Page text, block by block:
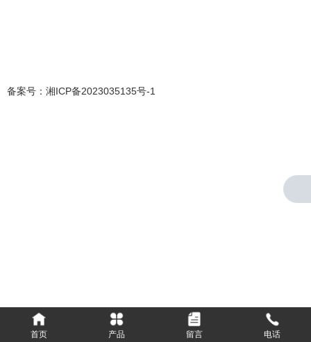
备案号： 湘ICP备2023035135号-1
首页 产品 留言 电话